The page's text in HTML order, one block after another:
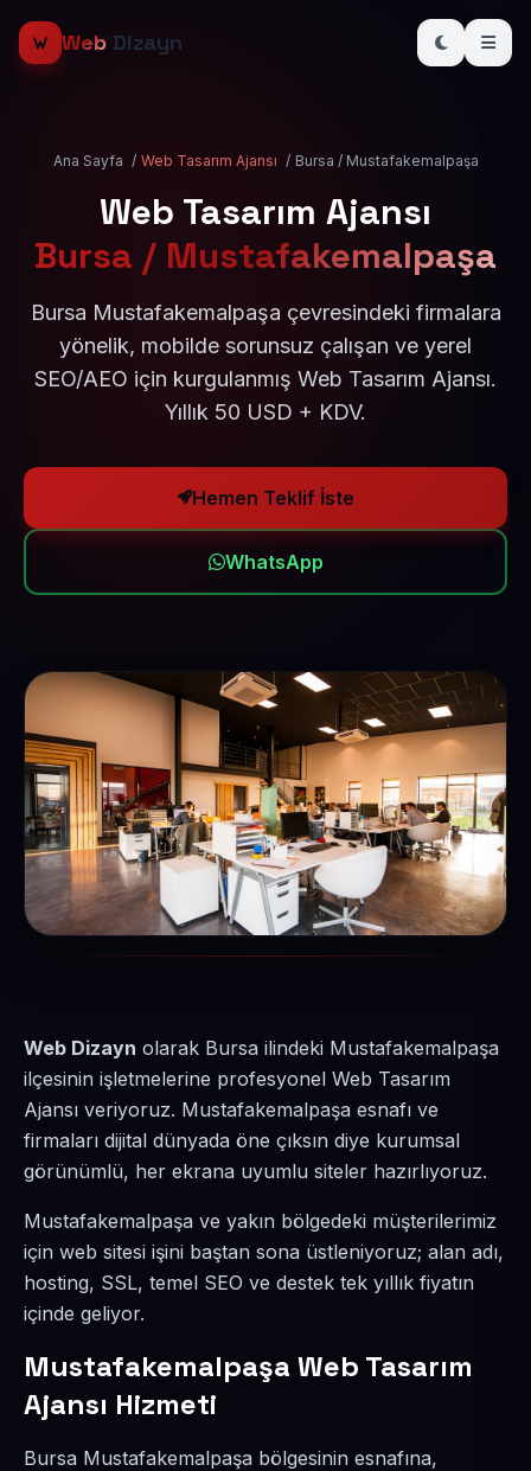
Web Dizayn
Ana Sayfa / Web Tasarım Ajansı / Bursa / Mustafakemalpaşa
Web Tasarım Ajansı
Bursa / Mustafakemalpaşa
Bursa Mustafakemalpaşa çevresindeki firmalara
yönelik, mobilde sorunsuz çalışan ve yerel
SEO/AEO için kurgulanmış Web Tasarım Ajansı.
Yıllık 50 USD + KDV.
Hemen Teklif İste
WhatsApp
Web Dizayn olarak Bursa ilindeki Mustafakemalpaşa
ilçesinin işletmelerine profesyonel Web Tasarım
Ajansı veriyoruz. Mustafakemalpaşa esnafı ve
firmaları dijital dünyada öne çıksın diye kurumsal
görünümlü, her ekrana uyumlu siteler hazırlıyoruz.
Mustafakemalpaşa ve yakın bölgedeki müşterilerimiz
için web sitesi işini baştan sona üstleniyoruz; alan adı,
hosting, SSL, temel SEO ve destek tek yıllık fiyatın
içinde geliyor.
Mustafakemalpaşa Web Tasarım
Ajansı Hizmeti
Bursa Mustafakemalpaşa bölgesinin esnafına,